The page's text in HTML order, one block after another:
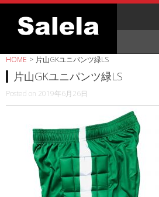
Skip
content
HOME > 片山GKユニパンツ緑LS
片山GKユニパンツ緑LS
Posted on 2019年6月26日